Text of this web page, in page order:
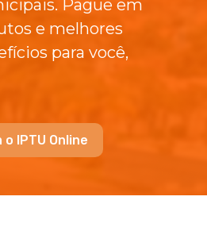
Pague em
e melhores
para você,
IPTU Online